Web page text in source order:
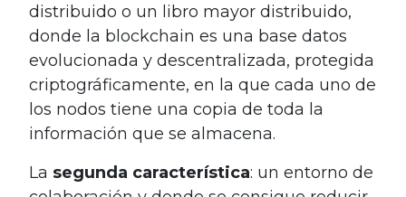
distribuido o un libro mayor distribuido,
donde la blockchain es una base datos
evolucionada y descentralizada, protegida
criptográficamente, en la que cada uno de
los nodos tiene una copia de toda la
información que se almacena.
La segunda característica: un entorno de